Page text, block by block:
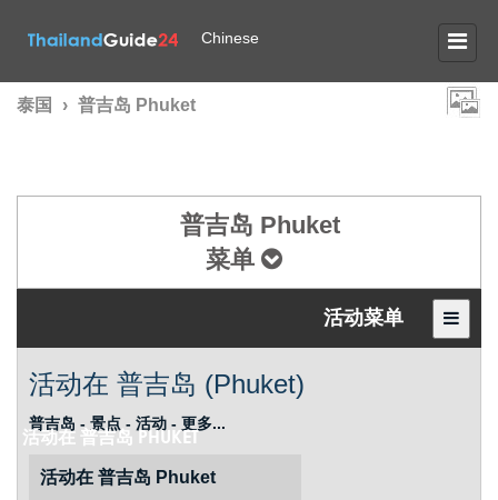
Chinese
泰国 › 普吉岛 Phuket
普吉岛 Phuket
菜单
活动在 普吉岛 PHUKET
活动菜单
活动在 普吉岛 (Phuket)
普吉岛 - 景点 - 活动 - 更多...
活动在 普吉岛 Phuket